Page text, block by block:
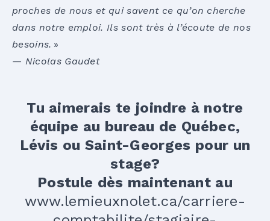
proches de nous et qui savent ce qu’on cherche
dans notre emploi. Ils sont très à l’écoute de nos
besoins. »
— Nicolas Gaudet
Tu aimerais te joindre à notre
équipe au bureau de Québec,
Lévis ou Saint-Georges pour un
stage?
Postule dès maintenant au
www.lemieuxnolet.ca/carriere-